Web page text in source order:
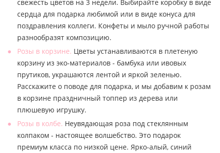
свежесть цветов на 3 недели. Выбирайте коробку в виде
сердца для подарка любимой или в виде конуса для
поздравления коллеги. Конфеты и мыло ручной работы
разнообразят композицию.
Розы в корзине. Цветы устанавливаются в плетеную
корзину из эко-материалов - бамбука или ивовых
прутиков, украшаются лентой и яркой зеленью.
Расскажите о поводе для подарка, и мы добавим к розам
в корзине праздничный топпер из дерева или
плюшевую игрушку.
Розы в колбе. Неувядающая роза под стеклянным
колпаком - настоящее волшебство. Это подарок
премиум класса по низкой цене. Ярко-алый, синий